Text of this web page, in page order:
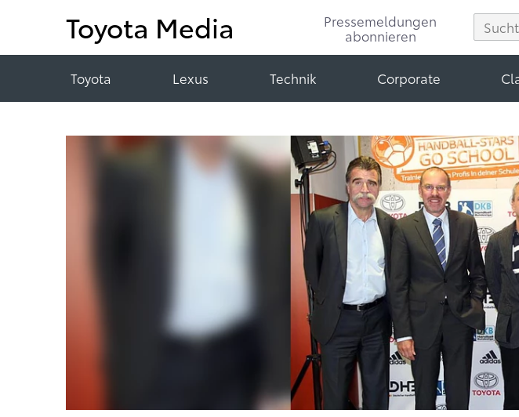
Toyota Media
Pressemeldungen
abonnieren
Toyota Lexus Technik Corporate